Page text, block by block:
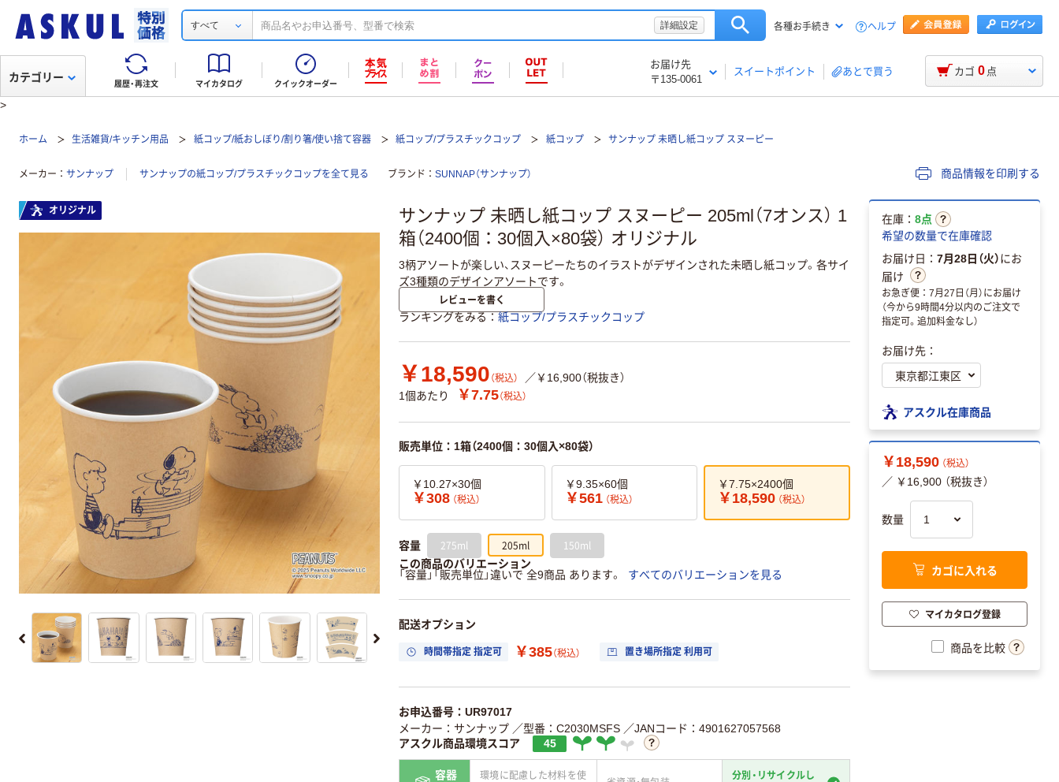
すべて 詳細設定 各種お手続き ヘルプ
履歴・再注文 マイカタログ クイックオーダー
お届け先
〒135-0061
スイートポイント あとで買う
カテゴリー カゴ 0 点
>
ホーム 生活雑貨/キッチン用品 紙コップ/紙おしぼり/割り箸/使い捨て容器 紙コップ/プラスチックコップ 紙コップ サンナップ 未晒し紙コップ スヌーピー
メーカー サンナップ サンナップの紙コップ/プラスチックコップを全て見る ブランド SUNNAP（サンナップ） 商品情報を印刷する
サンナップ 未晒し紙コップ スヌーピー 205ml（7オンス） 1
箱（2400個：30個入×80袋） オリジナル
3柄アソートが楽しい、スヌーピーたちのイラストがデザインされた未晒し紙コップ。各サイ
ズ3種類のデザインアソートです。
レビューを書く
ランキングをみる 紙コップ/プラスチックコップ
￥18,590 （税込）
／￥16,900（税抜き）
1個あたり
￥7.75（税込）
販売単位：1箱（2400個：30個入×80袋）
￥10.27×30個
￥308 （税込）
￥9.35×60個
￥561 （税込）
￥7.75×2400個
￥18,590 （税込）
容量 275ml 205ml 150ml
この商品のバリエーション
「容量」「販売単位」違いで 全9商品 あります。
すべてのバリエーションを見る
配送オプション
時間帯指定 指定可 ￥385（税込） 置き場所指定 利用可
お申込番号：UR97017
メーカー：サンナップ ／型番：C2030MSFS ／JANコード：4901627057568
アスクル商品環境スコア
45
容器
環境に配慮した材料を使
分別・リサイクルし
オリジナル
在庫： 8点
希望の数量で在庫確認
お届け日： 7月28日（火）にお
届け
お急ぎ便：7月27日（月）にお届け
（今から9時間4分以内のご注文で
指定可。追加料金なし）
お届け先：
アスクル在庫商品
￥18,590 （税込）
／ ￥16,900 （税抜き）
数量
カゴに入れる
マイカタログ登録
商品を比較